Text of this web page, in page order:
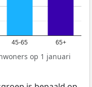
45-65 65+
op 1 januari